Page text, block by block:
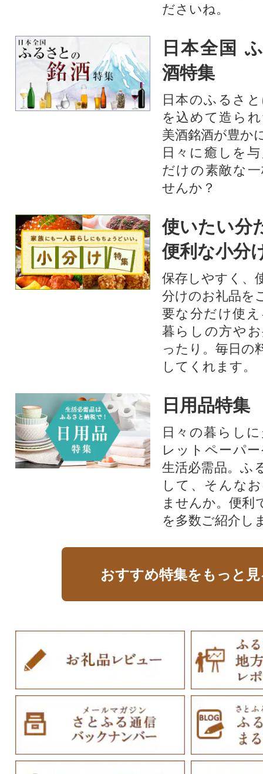
ださいね。
日本全国
酒特集
日本のふるさ
を込めて造ら
美酒銘酒が豊か
日々に癒しを
だけの素敵な
せんか？
使いたい分
便利な小分
保存しやすく、
分けのお礼品を
要な分だけ使
暮らしの方や
ったり。毎日の
してくれます。
日用品特集
日々の暮らし
レットペーパ
生活必需品。ふ
して、そんな
ませんか。便利
を多数ご紹介し
おすすめ特集をもっと